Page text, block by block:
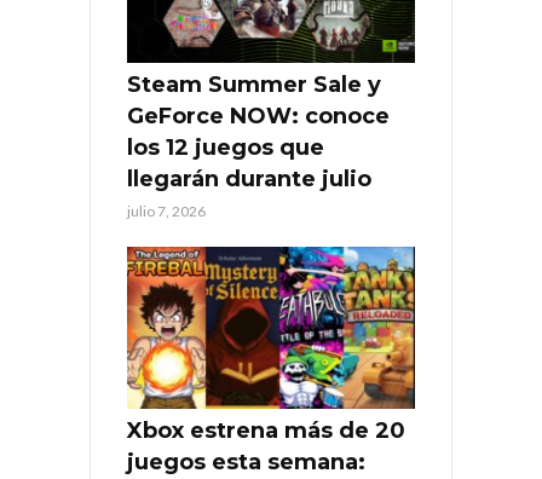
Steam Summer Sale y
GeForce NOW: conoce
los 12 juegos que
llegarán durante julio
julio 7, 2026
Xbox estrena más de 20
juegos esta semana: